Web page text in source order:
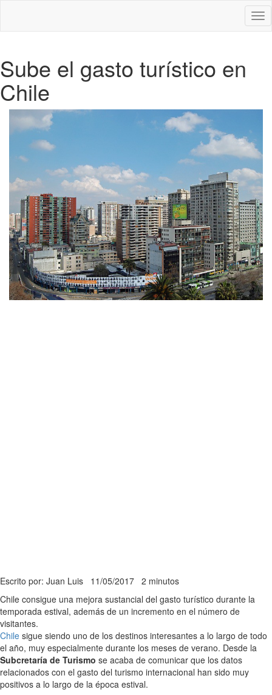
Sube el gasto turístico en
Chile
Escrito por: Juan Luis 11/05/2017 2 minutos
Chile consigue una mejora sustancial del gasto turístico durante la
temporada estival, además de un incremento en el número de
visitantes.
Chile sigue siendo uno de los destinos interesantes a lo largo de todo
el año, muy especialmente durante los meses de verano. Desde la
Subcretaría de Turismo se acaba de comunicar que los datos
relacionados con el gasto del turismo internacional han sido muy
positivos a lo largo de la época estival.